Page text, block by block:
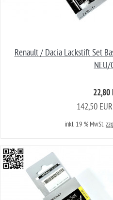
Renault / Dacia Lackstift Set
NEU/
22,80
142,50
inkl. 19 % MwSt.